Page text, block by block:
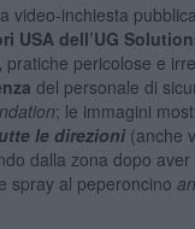
video-inchiesta
USA dell’UG
pratiche pericolose e
del personale di
; le immagini
le direzioni(anche
dalla zona dopo
spray al peperoncino